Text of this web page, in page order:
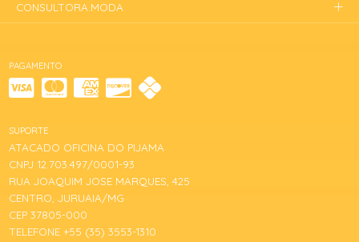
PAGAMENTO
SUPORTE
ATACADO OFICINA DO PIJAMA
CNPJ 12.703.497/0001-93
RUA JOAQUIM JOSE MARQUES, 425
CENTRO, JURUAIA/MG
CEP 37805-000
TELEFONE +55 (35) 3553-1310
CONSULTORA.MODA